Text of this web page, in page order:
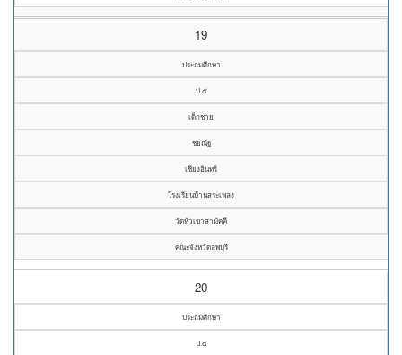
19
ประถมศึกษา
ป.๕
เด็กชาย
ชยณัฐ
เชียงอินทร์
โรงเรียนบ้านสระเพลง
วัดหัวเขาสามัคคี
คณะจังหวัดลพบุรี
20
ประถมศึกษา
ป.๕